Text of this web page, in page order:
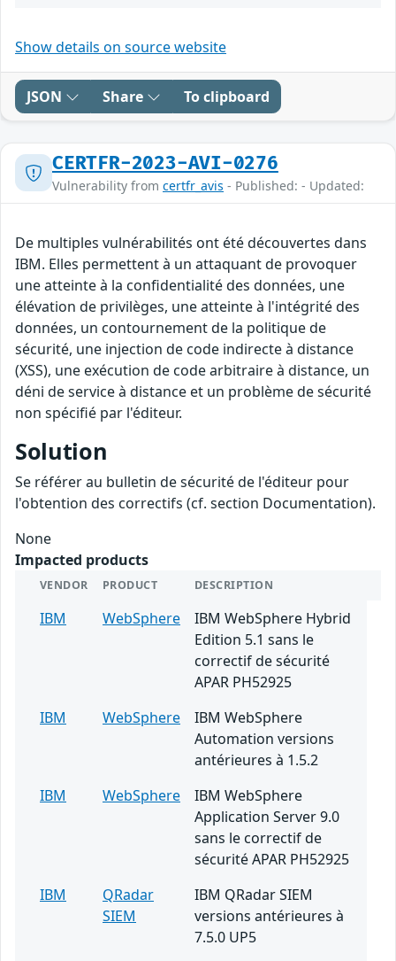
Show details on source website
JSON Share To clipboard
CERTFR-2023-AVI-0276
Vulnerability from certfr_avis - Published: - Updated:
De multiples vulnérabilités ont été découvertes dans
IBM. Elles permettent à un attaquant de provoquer
une atteinte à la confidentialité des données, une
élévation de privilèges, une atteinte à l'intégrité des
données, un contournement de la politique de
sécurité, une injection de code indirecte à distance
(XSS), une exécution de code arbitraire à distance, un
déni de service à distance et un problème de sécurité
non spécifié par l'éditeur.
Solution
Se référer au bulletin de sécurité de l'éditeur pour
l'obtention des correctifs (cf. section Documentation).
None
Impacted products
VENDOR PRODUCT DESCRIPTION
IBM WebSphere
IBM WebSphere Hybrid
Edition 5.1 sans le
correctif de sécurité
APAR PH52925
IBM
WebSphere
IBM WebSphere
Automation versions
antérieures à 1.5.2
IBM
WebSphere
IBM WebSphere
Application Server 9.0
sans le correctif de
sécurité APAR PH52925
IBM
QRadar
SIEM
IBM QRadar SIEM
versions antérieures à
7.5.0 UP5